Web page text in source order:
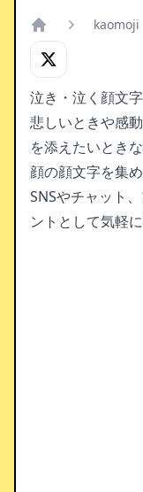
Home
kaomoji
泣き・泣く顔文字
悲しいときや感
を添えたいとき
顔の顔文字を集め
SNSやチャット
ントとして気軽